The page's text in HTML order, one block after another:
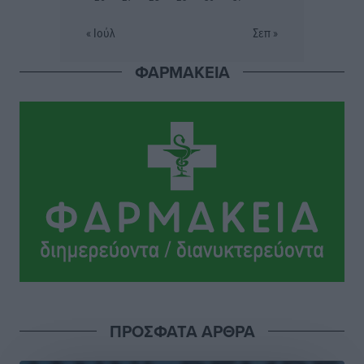
Κόνσολας
Κλειστή αύριο βράδυ η παραλιακή οδός στο λιμάνι της
πολύ σημαντική ημέρα για τον πρωτογενή τομέα»
Ειδήσεις• πριν 4 ώρες
« Ιούλ Σεπ »
ΦΑΡΜΑΚΕΙΑ
ΠΡΟΣΦΑΤΑ ΑΡΘΡΑ